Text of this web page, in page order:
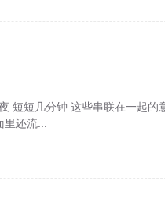
短短几分钟 这些串联在一起的
里还流...